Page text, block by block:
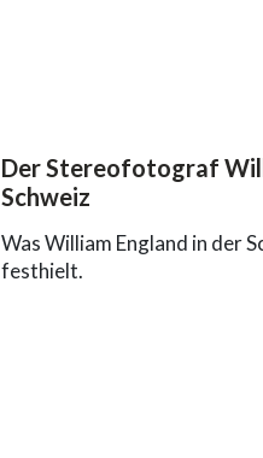
Der Stereofotograf
Schweiz
Was William England in der
festhielt.